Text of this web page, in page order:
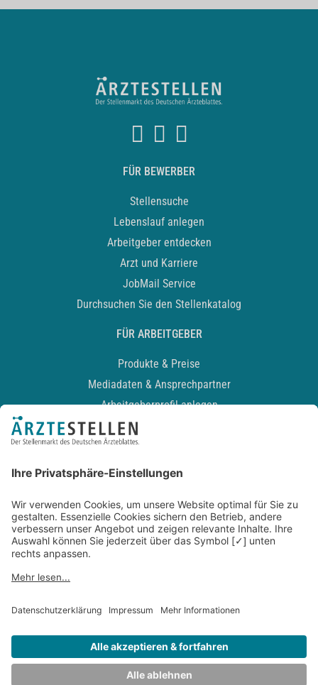
FÜR BEWERBER
Stellensuche
Lebenslauf anlegen
Arbeitgeber entdecken
Arzt und Karriere
JobMail Service
Durchsuchen Sie den Stellenkatalog
FÜR ARBEITGEBER
Produkte & Preise
Mediadaten & Ansprechpartner
Arbeitgeberprofil anlegen
Recruiting-Podcast
Kontakt
Datenschutz
Newsletter